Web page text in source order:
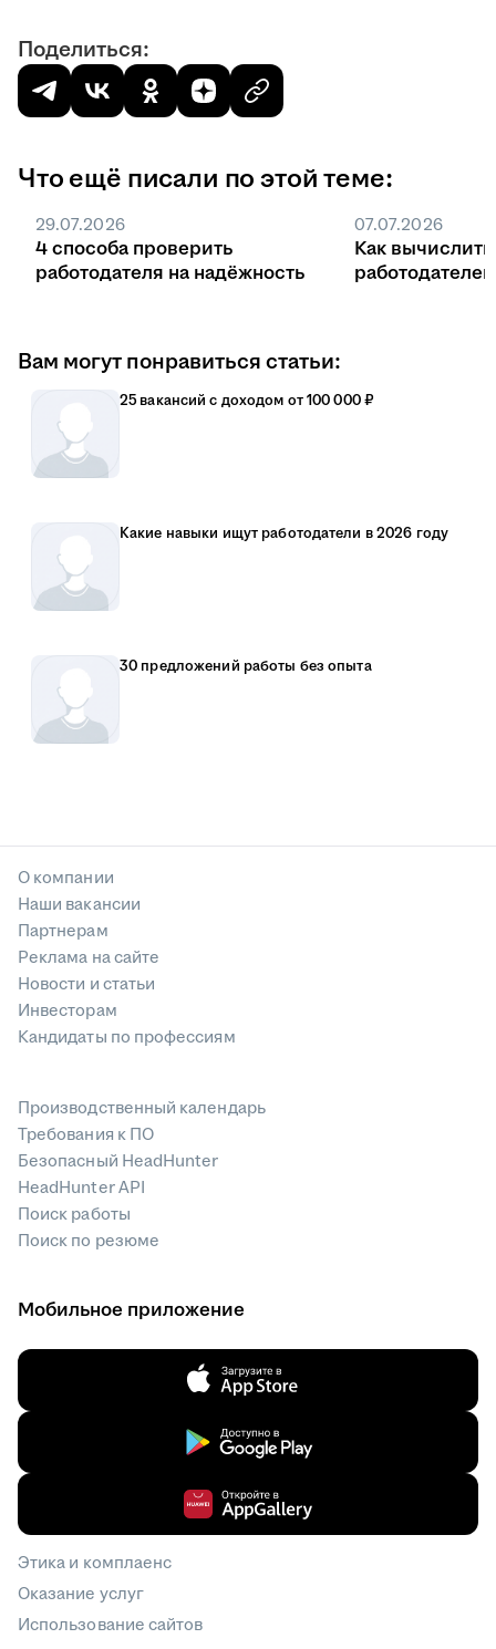
Поделиться:
Что ещё писали по этой теме:
29.07.2026
4 способа проверить
работодателя на надёжность
07.07.2026
Как вычислить
Вам могут понравиться статьи:
25 вакансий с доходом от 100 000 ₽
Какие навыки ищут работодатели в 2026 году
30 предложений работы без опыта
О компании
Наши вакансии
Партнерам
Реклама на сайте
Новости и статьи
Инвесторам
Кандидаты по профессиям
Производственный календарь
Требования к ПО
Безопасный HeadHunter
HeadHunter API
Поиск работы
Поиск по резюме
Мобильное приложение
Этика и комплаенс
Оказание услуг
Использование сайтов